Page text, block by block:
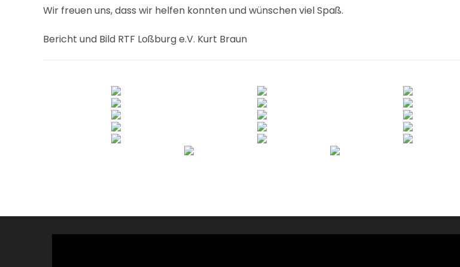
Wir freuen uns, dass wir helfen konnten und wünschen viel Spaß.
Bericht und Bild RTF Loßburg e.V. Kurt Braun